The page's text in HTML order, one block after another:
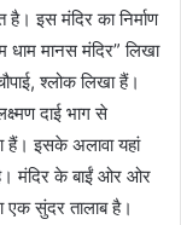
इस मंदिर का निर्माण
मानस मंदिर” लिखा
श्लोक लिखा हैं।
दाई भाग से
हैं। इसके अलावा यहां
है। मंदिर के बाईं ओर ओर
एक सुंदर तालाब है।